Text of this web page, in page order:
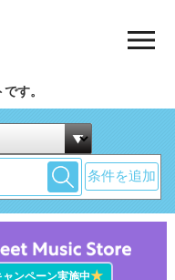
す。
条件を追加
ャンペーン実施中★